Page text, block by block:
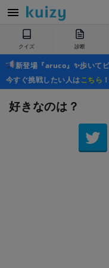
クイズ 診断
新登場『aruco』✨歩いて
今すぐ挑戦したい人はこちら ！
好きなのは？